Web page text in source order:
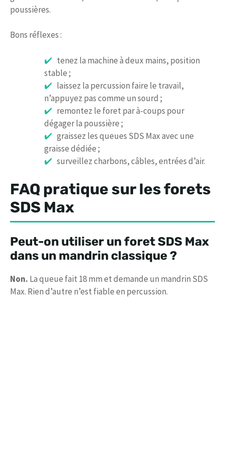
poussières.
Bons réflexes :
tenez la machine à deux mains, position
stable ;
laissez la percussion faire le travail,
n’appuyez pas comme un sourd ;
remontez le foret par à-coups pour
dégager la poussière ;
graissez les queues SDS Max avec une
graisse dédiée ;
surveillez charbons, câbles, entrées d’air.
FAQ pratique sur les forets
SDS Max
Peut-on utiliser un foret SDS Max
dans un mandrin classique ?
Non. La queue fait 18 mm et demande un mandrin SDS
Max. Rien d’autre n’est fiable en percussion.